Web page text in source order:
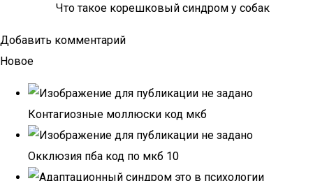
Что такое корешковый синдром у собак
Добавить комментарий
Новое
Контагиозные моллюски код мкб
Окклюзия пба код по мкб 10